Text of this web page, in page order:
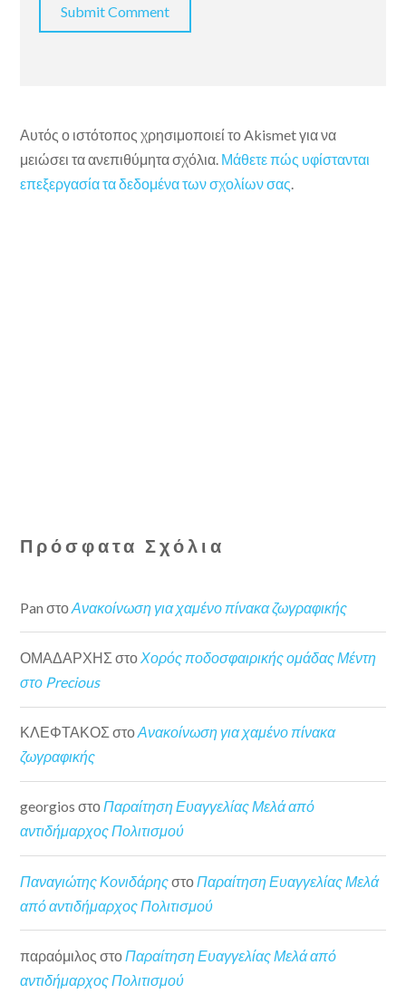
Αυτός ο ιστότοπος χρησιμοποιεί το Akismet για να
μειώσει τα ανεπιθύμητα σχόλια. Μάθετε πώς υφίστανται
επεξεργασία τα δεδομένα των σχολίων σας.
Πρόσφατα Σχόλια
Pan στοΑνακοίνωση για χαμένο πίνακα ζωγραφικής
ΟΜΑΔΑΡΧΗΣ στοΧορός ποδοσφαιρικής ομάδας Μέντη
στο Precious
ΚΛΕΦΤΑΚΟΣ στοΑνακοίνωση για χαμένο πίνακα
ζωγραφικής
georgios στοΠαραίτηση Ευαγγελίας Μελά από
αντιδήμαρχος Πολιτισμού
Παναγιώτης Κονιδάρηςστο Παραίτηση Ευαγγελίας Μελά
από αντιδήμαρχος Πολιτισμού
παραόμιλος στοΠαραίτηση Ευαγγελίας Μελά από
αντιδήμαρχος Πολιτισμού